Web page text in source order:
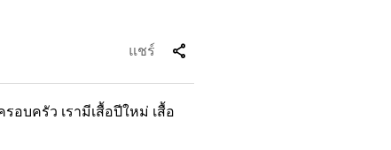
แชร์ share
อบครัว เรามีเสื้อปีใหม่ เสื้อ